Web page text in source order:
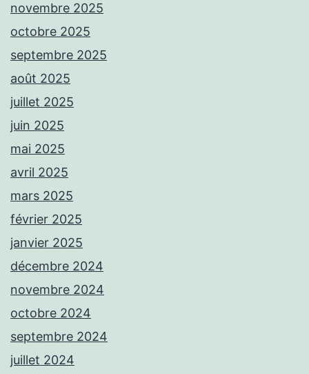
novembre 2025
octobre 2025
septembre 2025
août 2025
juillet 2025
juin 2025
mai 2025
avril 2025
mars 2025
février 2025
janvier 2025
décembre 2024
novembre 2024
octobre 2024
septembre 2024
juillet 2024